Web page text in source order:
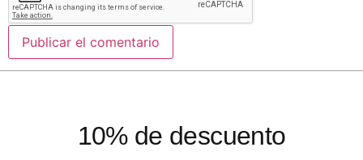
10% de descuento